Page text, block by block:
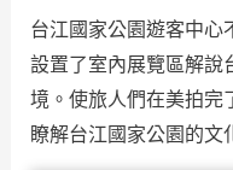
台江國家公園遊客中心
設置了室內展覽區解說
境。使旅人們在美拍完
瞭解台江國家公園的文